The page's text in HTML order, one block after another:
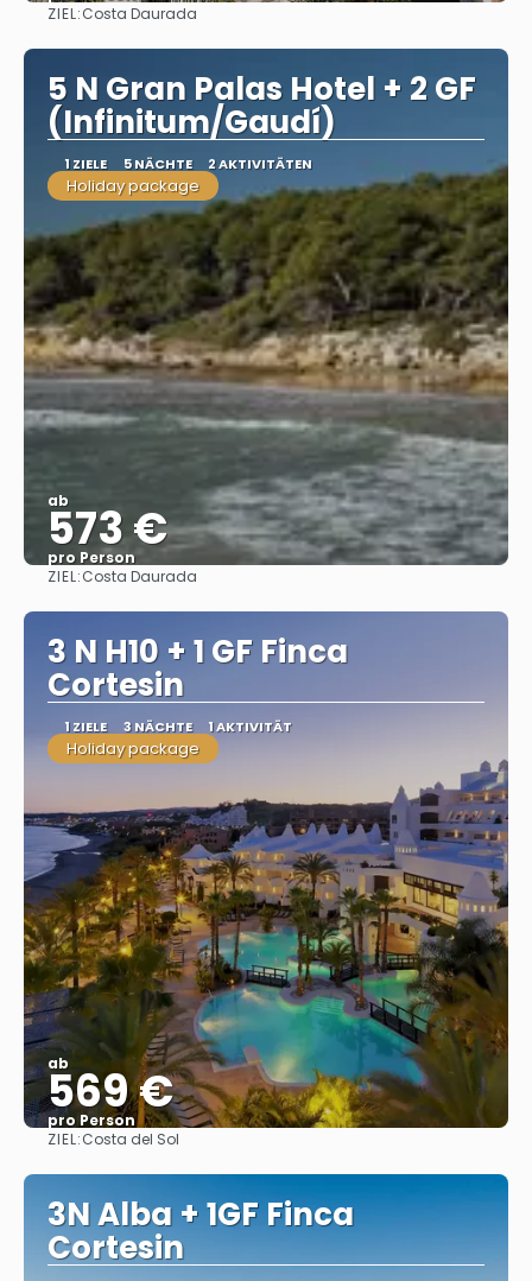
ZIEL:Costa Daurada
5 N Gran Palas Hotel + 2 GF
(Infinitum/Gaudí)
1 ZIELE 5 NÄCHTE 2 AKTIVITÄTEN
Holiday package
ab
573 €
pro Person
ZIEL:Costa Daurada
3 N H10 + 1 GF Finca
Cortesin
1 ZIELE 3 NÄCHTE 1 AKTIVITÄT
Holiday package
ab
569 €
pro Person
ZIEL:Costa del Sol
3N Alba + 1GF Finca
Cortesin